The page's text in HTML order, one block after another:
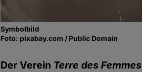
Symbolbild
Foto: pixabay.com / Public Domain
Der Verein Terre des Femmes